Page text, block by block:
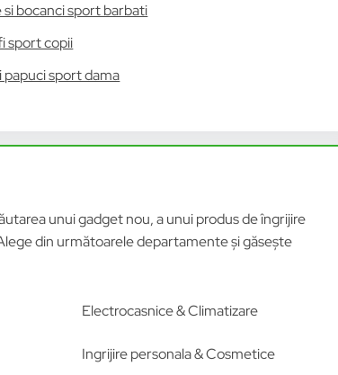
bocanci sport barbati
sport copii
papuci sport dama
unui gadget nou, a unui produs de îngrijire
din următoarele departamente și găsește
Electrocasnice & Climatizare
Ingrijire personala & Cosmetice